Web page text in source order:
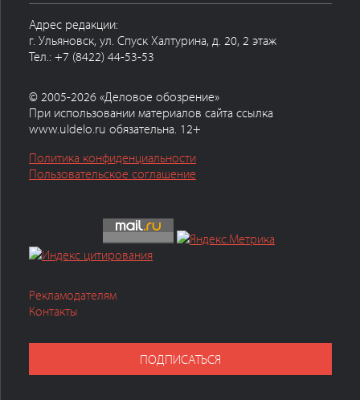
Адрес редакции:
г. Ульяновск, ул. Спуск Халтурина, д. 20, 2 этаж
Тел.: +7 (8422) 44-53-53
© 2005-2026 «Деловое обозрение»
При использовании материалов сайта ссылка
www.uldelo.ru обязательна. 12+
Политика конфиденциальности
Пользовательское соглашение
Рекламодателям
Контакты
ПОДПИСАТЬСЯ